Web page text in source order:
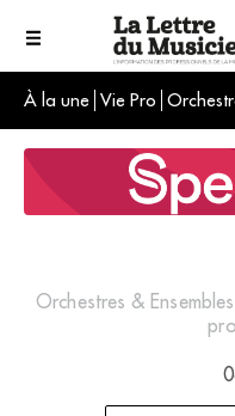
À la une Vie Pro
Le
Orchestres & Ensembles